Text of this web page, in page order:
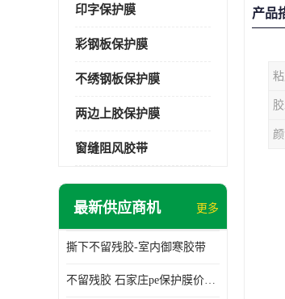
印字保护膜
彩钢板保护膜
不绣钢板保护膜
两边上胶保护膜
窗缝阻风胶带
最新供应商机 更多
撕下不留残胶-室内御寒胶带
不留残胶 石家庄pe保护膜价格 塑料薄膜
产品